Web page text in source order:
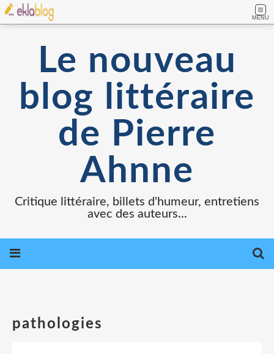
MENU
Le nouveau
blog littéraire
de Pierre
Ahnne
Critique littéraire, billets d'humeur, entretiens
avec des auteurs...
pathologies